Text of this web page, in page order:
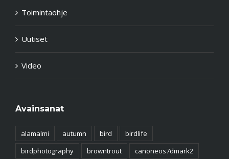
Toimintaohje
Uutiset
Video
Avainsanat
alamalmi autumn bird
birdlife
birdphotography
browntrout
canoneos7dmark2